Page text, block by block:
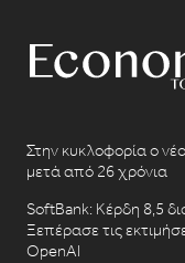
Στην κυκλοφορία ο
μετά από 26 χρόνια
SoftBank: Κέρδη 8,5
Ξεπέρασε τις
OpenAI